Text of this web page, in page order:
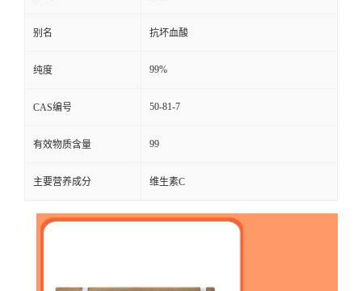
别名 抗坏血酸
纯度 99%
CAS编号 50-81-7
有效物质含量 99
主要营养成分 维生素C